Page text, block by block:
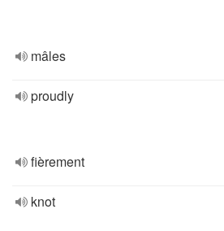
mâles
proudly
fièrement
knot